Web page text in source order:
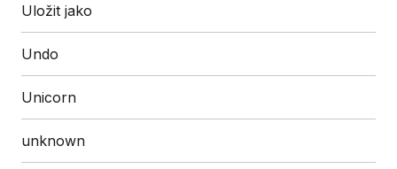
Uložit jako
Undo
Unicorn
unknown